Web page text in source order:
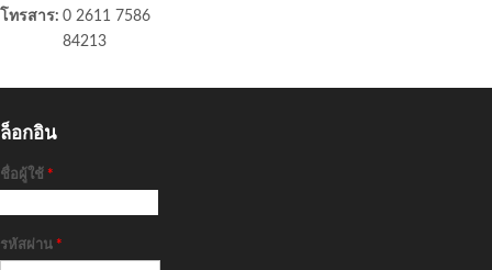
โทรสาร: 0 2611 7586
84213
ล็อกอิน
ชื่อผู้ใช้ *
รหัสผ่าน *